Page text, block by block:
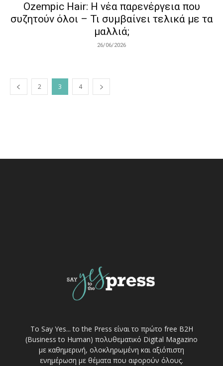
Ozempic Hair: Η νέα παρενέργεια που
συζητούν όλοι – Τι συμβαίνει τελικά με τα
μαλλιά;
26/06/2026
2 3 4
Το Say Yes... to the Press είναι το πρώτο free Β2Η
(Business to Human) πολυθεματικό Digital Magazino
με καθημερινή, ολοκληρωμένη και αξιόπιστη
ενημέρωση με θέματα που αφορούν όλους.